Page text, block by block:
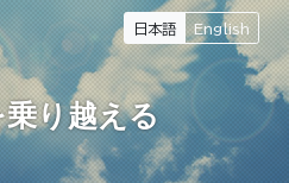
日本語 English
り越える